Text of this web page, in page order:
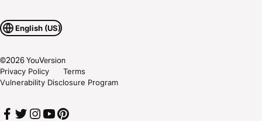
English (US)
©2026YouVersion
Privacy Policy
Terms
Vulnerability Disclosure Program